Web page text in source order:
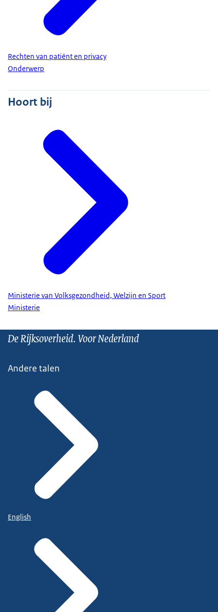
Rechten van patiënt en privacy
Onderwerp
Hoort bij
Ministerie van Volksgezondheid, Welzijn en Sport
Ministerie
De Rijksoverheid. Voor Nederland
Andere talen
English